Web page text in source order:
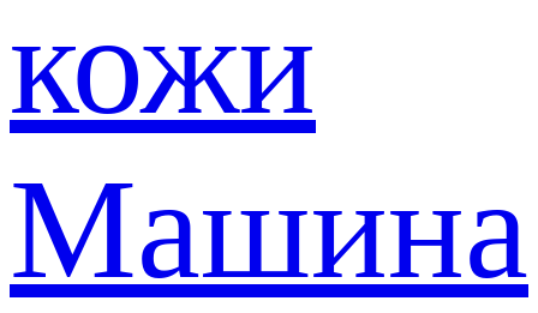
кожи
Машина